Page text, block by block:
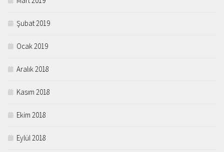
Şubat 2019
Ocak 2019
Aralık 2018
Kasım 2018
Ekim 2018
Eylül 2018